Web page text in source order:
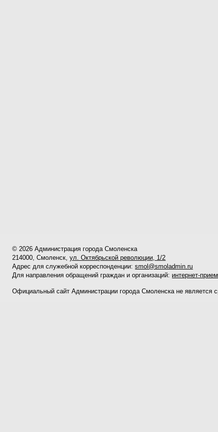
© 2026 Администрация города Смоленска
214000, Смоленск,ул. Октябрьской революции, 1/2
Адрес для служебной корреспонденции:smol@smoladmin.ru
Для направления обращений граждан и организаций: интернет-
Официальный сайт Администрации города Смоленска не является